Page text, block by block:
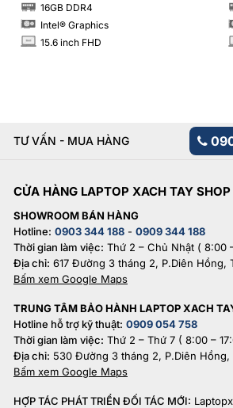
16GB DDR4
Intel® Graphics
INCH 15.6 inch FHD
TƯ VẤN - MUA HÀNG
CỬA HÀNG LAPTOP XACH TAY SHOP
SHOWROOM BÁN HÀNG
Hotline: 0903 344 188 - 0909 344 188
Thời gian làm việc: Thứ 2 – Chủ Nhật ( 8:00
Địa chỉ: 617 Đường 3 tháng 2, P.Diên Hồng,
Bấm xem Google Maps
TRUNG TÂM BẢO HÀNH LAPTOP XACH
Hotline hỗ trợ kỹ thuật: 0909 054 758
Thời gian làm việc: Thứ 2 – Thứ 7 ( 8:00 –
Địa chỉ: 530 Đường 3 tháng 2, P.Diên Hồng,
Bấm xem Google Maps
HỢP TÁC PHÁT TRIỂN ĐỐI TÁC MỚI: